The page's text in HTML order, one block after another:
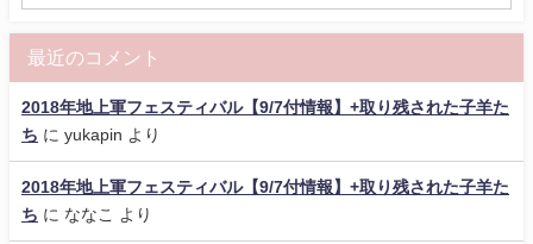
最近のコメント
2018年地上軍フェスティバル【9/7付情報】+取り残された子羊た
ち に yukapin より
2018年地上軍フェスティバル【9/7付情報】+取り残された子羊た
ち に ななこ より